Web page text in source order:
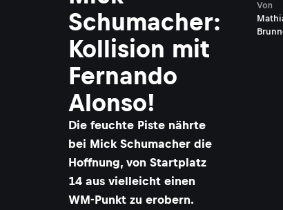
Schumacher:
Kollision mit
Fernando
Alonso!
Die feuchte Piste nährte
bei Mick Schumacher die
Hoffnung, von Startplatz
14 aus vielleicht einen
WM-Punkt zu erobern.
Von